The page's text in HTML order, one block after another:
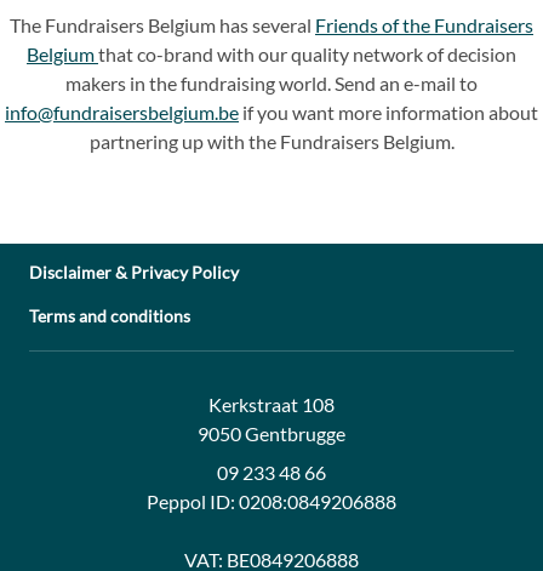
The Fundraisers Belgium has several Friends of the Fundraisers
Belgiumthat co-brand with our quality network of decision
makers in the fundraising world. Send an e-mail to
info@fundraisersbelgium.be if you want more information about
partnering up with the Fundraisers Belgium.
Disclaimer & Privacy Policy
Terms and conditions
Contact:
Address:
Kerkstraat 108
9050 Gentbrugge
09 233 48 66
Peppol ID: 0208:0849206888
VAT: BE0849206888